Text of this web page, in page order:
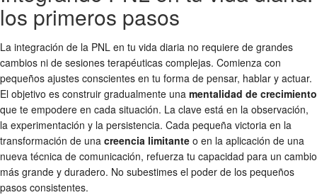
los primeros pasos
La integración de la PNL en tu vida diaria no requiere de grandes
cambios ni de sesiones terapéuticas complejas. Comienza con
pequeños ajustes conscientes en tu forma de pensar, hablar y actuar.
El objetivo es construir gradualmente una mentalidad de crecimiento
que te empodere en cada situación. La clave está en la observación,
la experimentación y la persistencia. Cada pequeña victoria en la
transformación de una creencia limitante o en la aplicación de una
nueva técnica de comunicación, refuerza tu capacidad para un cambio
más grande y duradero. No subestimes el poder de los pequeños
pasos consistentes.